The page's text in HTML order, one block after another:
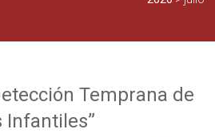
Temprana de
Infantiles”